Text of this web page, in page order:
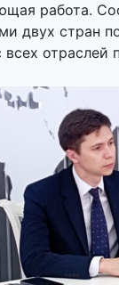
работа.
двух стран
отраслей